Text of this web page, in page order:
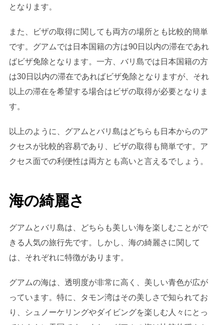
となります。
また、ビザの取得に関しても両方の場所とも比較的簡単
です。グアムでは日本国籍の方は90日以内の滞在であれ
ばビザ免除となります。一方、バリ島では日本国籍の方
は30日以内の滞在であればビザ免除となりますが、それ
以上の滞在を希望する場合はビザの取得が必要となりま
す。
以上のように、グアムとバリ島はどちらも日本からのア
クセスが比較的容易であり、ビザの取得も簡単です。ア
クセス面での利便性は両方とも高いと言えるでしょう。
海の綺麗さ
グアムとバリ島は、どちらも美しい海を楽しむことがで
きる人気の旅行先です。しかし、海の綺麗さに関して
は、それぞれに特徴があります。
グアムの海は、透明度が非常に高く、美しい青色が広が
っています。特に、タモン湾はその美しさで知られてお
り、シュノーケリングやダイビングを楽しむ人々にとっ